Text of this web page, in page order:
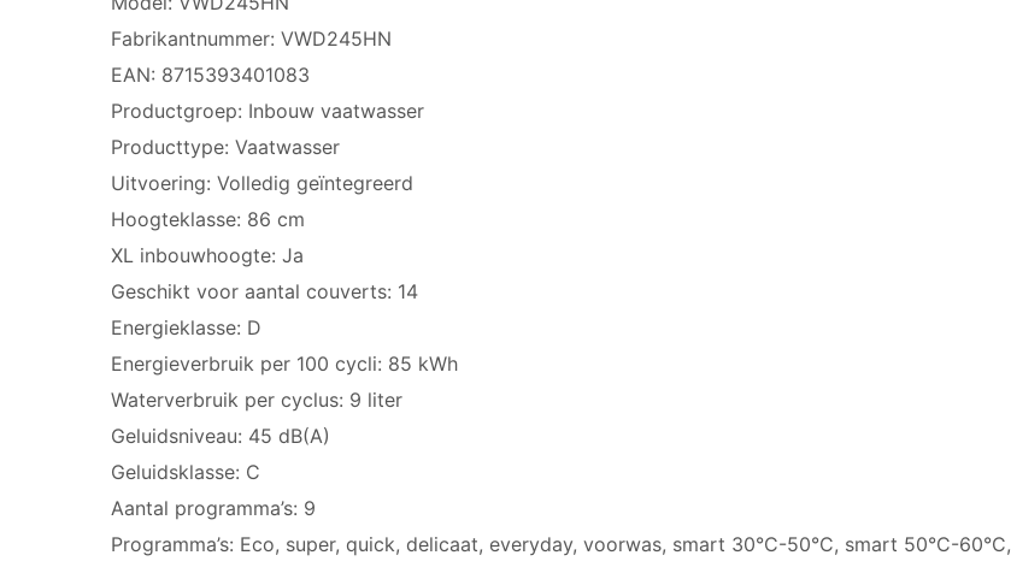
Fabrikantnummer: VWD245HN
EAN: 8715393401083
Productgroep: Inbouw vaatwasser
Producttype: Vaatwasser
Uitvoering: Volledig geïntegreerd
Hoogteklasse: 86 cm
XL inbouwhoogte: Ja
Geschikt voor aantal couverts: 14
Energieklasse: D
Energieverbruik per 100 cycli: 85 kWh
Waterverbruik per cyclus: 9 liter
Geluidsniveau: 45 dB(A)
Geluidsklasse: C
Aantal programma’s: 9
Programma’s: Eco, super, quick, delicaat, everyday, voorwas, smart 30°C-50°C, smart 50°C-60°C,